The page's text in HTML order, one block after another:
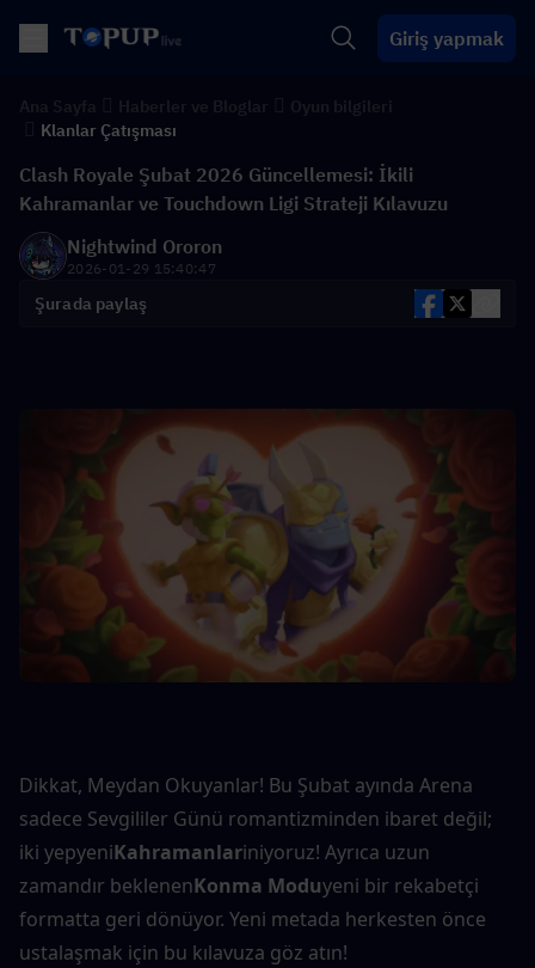
Giriş yapmak
Klanlar Çatışması
Clash Royale Şubat 2026 Güncellemesi: İkili
Kahramanlar ve Touchdown Ligi Strateji Kılavuzu
Nightwind Ororon
2026-01-29 15:40:47
Şurada paylaş
Dikkat, Meydan Okuyanlar! Bu Şubat ayında Arena
sadece Sevgililer Günü romantizminden ibaret değil;
iki yepyeniKahramanlariniyoruz! Ayrıca uzun
zamandır beklenenKonma Moduyeni bir rekabetçi
formatta geri dönüyor. Yeni metada herkesten önce
ustalaşmak için bu kılavuza göz atın!